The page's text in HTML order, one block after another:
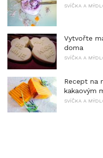
SVÍČKA A
Vytvořte
doma
SVÍČKA A
Recept na
kakaovým
SVÍČKA A